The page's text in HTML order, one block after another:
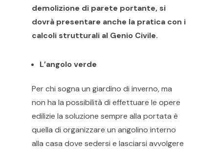
demolizione di parete portante, si
dovrà presentare anche la pratica con i
calcoli strutturali al Genio Civile.
L’angolo verde
Per chi sogna un giardino di inverno, ma
non ha la possibilità di effettuare le opere
edilizie la soluzione sempre alla portata è
quella di organizzare un angolino interno
alla casa dove sedersi e lasciarsi avvolgere